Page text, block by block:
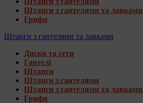
Штанги з гантелями та лавками
Грифи
Штанги з гантелями та лавками
Диски та сети
Гантелі
Штанги
Штанги з гантелями
Штанги з гантелями та лавками
Грифи